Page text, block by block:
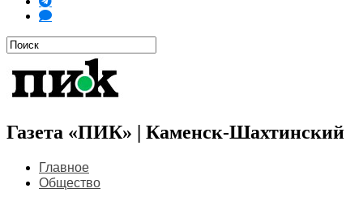
Газета «ПИК» | Каменск-Шахтинский
Главное
Общество